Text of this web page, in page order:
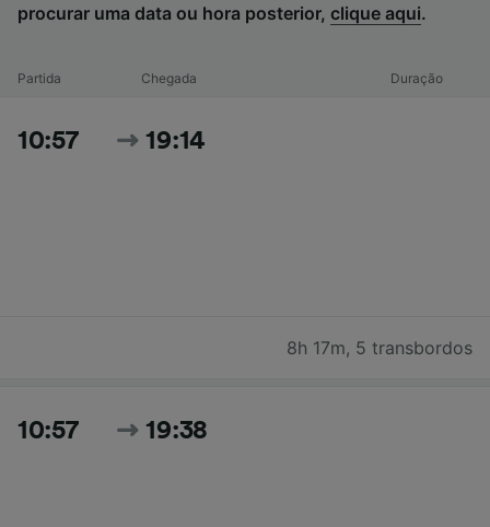
procurar uma data ou hora posterior, clique aqui.
Partida Chegada Duração
10:57 19:14
8h 17m, 5 transbordos
10:57 19:38